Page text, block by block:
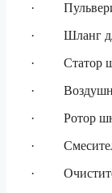
·
· Шланг для
· Статор
·
· Ротор
·
·